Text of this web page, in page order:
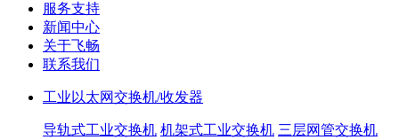
服务支持
新闻中心
关于飞畅
联系我们
工业以太网交换机/收发器
导轨式工业交换机 机架式工业交换机 三层网管交换机